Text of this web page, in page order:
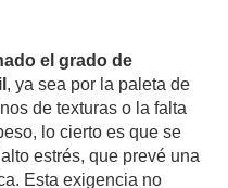
el grado de
, ya sea por la paleta de
de texturas o la falta
lo cierto es que se
estrés, que prevé una
Esta exigencia no